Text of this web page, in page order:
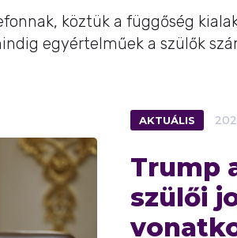
köztük a függőség
egyértelműek a szülők
AKTUÁLIS
Trump
szülői